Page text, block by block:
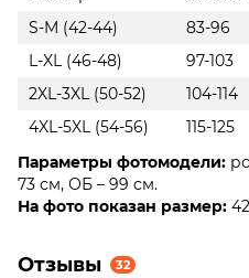
S-M (42-44)
83-96
L-XL (46-48)
97-103
2XL-3XL (50-52)
104-114
4XL-5XL (54-56)
115-125
Параметры фотомодели:
73 см, ОБ – 99 см.
На фото показан размер:
Отзывы 32